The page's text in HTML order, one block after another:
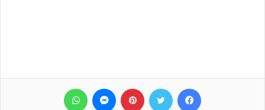
فيسبوك تويتر بينتيريست ماسنجر